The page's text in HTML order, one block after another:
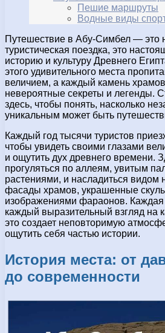
Пешие маршруты
Водные виды
Путешествие в Абу-Симбел — это
туристическая поездка, это
историю и культуру Древнего
этого удивительного места
величием, а каждый камень
невероятные секреты и легенды.
здесь, чтобы понять, насколько
уникальным может быть
Каждый год тысячи туристов
чтобы увидеть своими глазами
и ощутить дух древнего времени.
прогуляться по аллеям, увитым
растениями, и насладиться видом
фасады храмов, украшенные
изображениями фараонов. Каждая
каждый выразительный взгляд на
это создает неповторимую
ощутить себя частью истории.
История места: от
до современности